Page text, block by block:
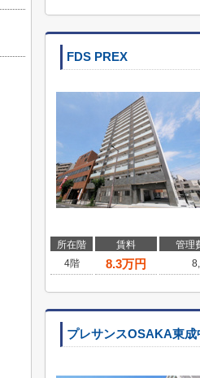
FDS PREX
所在階 賃料 管理
4階
8.3万円
プレサンスOSAKA東成